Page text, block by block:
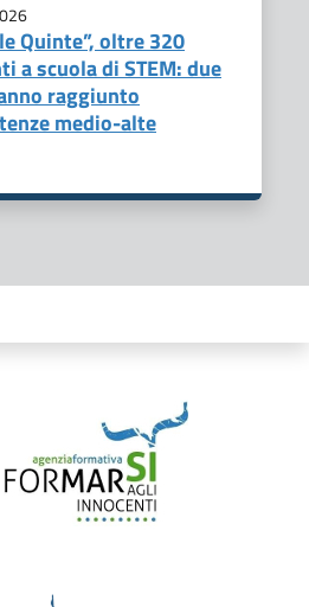
Quinte”, oltre 320
a scuola di STEM: due
raggiunto
medio-alte